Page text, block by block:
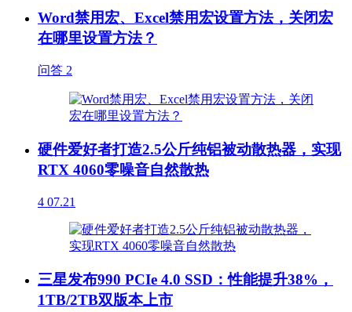
Word禁用宏、Excel禁用宏设置方法，关闭宏
在哪里设置方法？
问答 2
硬件爱好者打造2.5公斤纯铝被动散热器，实现
RTX 4060零噪音自然散热
4 07.21
三星发布990 PCIe 4.0 SSD：性能提升38%，
1TB/2TB双版本上市